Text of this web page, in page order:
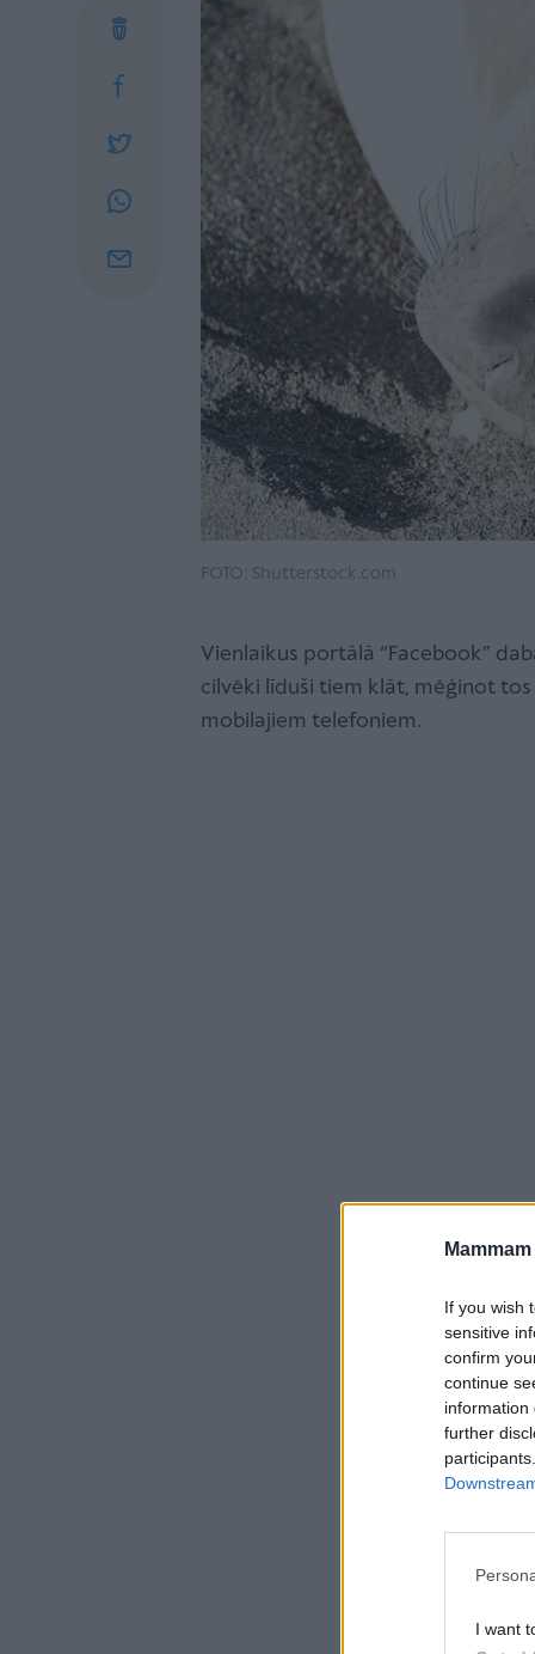
If you wish
sensitive
confirm
continue
information
further
I want
FOTO: Shutterstock.com
Vienlaikus portālā “Facebook”
cilvēki līduši tiem klāt, mēģinot
mobilajiem telefoniem.